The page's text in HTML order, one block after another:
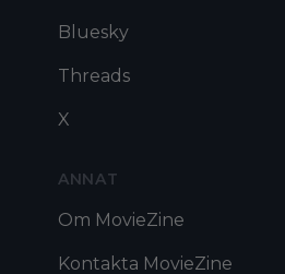
Bluesky
Threads
X
ANNAT
Om MovieZine
Kontakta MovieZine